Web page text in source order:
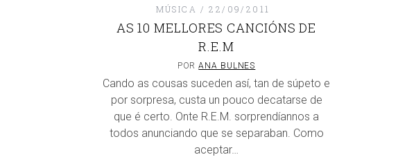
MÚSICA 22/09/2011
AS 10 MELLORES CANCIÓNS DE
R.E.M
PORANA BULNES
Cando as cousas suceden así, tan de súpeto e
por sorpresa, custa un pouco decatarse de
que é certo. Onte R.E.M. sorprendíannos a
todos anunciando que se separaban. Como
aceptar…